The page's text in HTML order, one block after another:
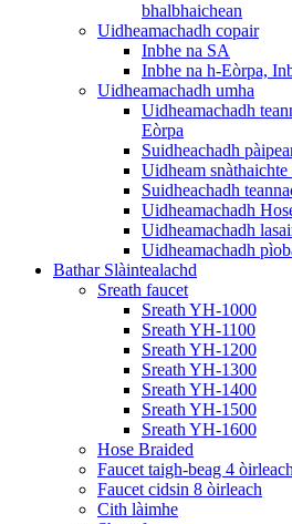
bhalbhaichean
Uidheamachadh copair
Inbhe na SA
Inbhe na h-Eòrpa,
Uidheamachadh umha
Uidheamachadh
Eòrpa
Suidheachadh
Uidheam
Suidheachadh
Uidheamachadh
Uidheamachadh
Uidheamachadh
Bathar Slàintealachd
Sreath faucet
Sreath YH-1000
Sreath YH-1100
Sreath YH-1200
Sreath YH-1300
Sreath YH-1400
Sreath YH-1500
Sreath YH-1600
Hose Braided
Faucet taigh-beag 4 òirleach
Faucet cidsin 8 òirleach
Cith làimhe